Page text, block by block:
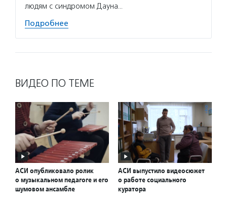
людям с синдромом Дауна…
Подробнее
ВИДЕО ПО ТЕМЕ
АСИ опубликовало ролик
о музыкальном педагоге и его
шумовом ансамбле
АСИ выпустило видеосюжет
о работе социального
куратора